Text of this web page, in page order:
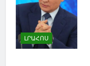
ԼՐԱՀՈՍ